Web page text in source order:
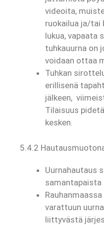
videoita,
ruokailua ja/tai
lukua, vapaata
tuhkauurna on
voidaan ottaa
Tuhkan
erillisenä
jälkeen,
Tilaisuus
kesken.
5.4.2
Uurnahautaus
samantapaista
varattuun
liittyvästä